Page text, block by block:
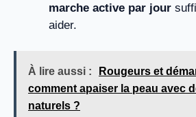
marche active par jour
aider.
À lire aussi :
Rougeurs et
comment apaiser la peau avec
naturels ?